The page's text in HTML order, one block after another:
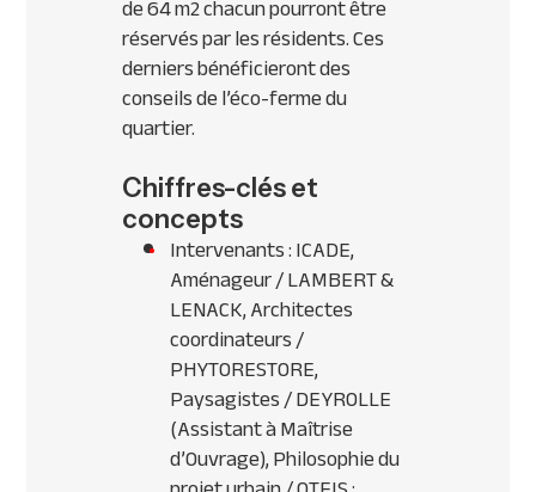
de 64 m2 chacun pourront être
réservés par les résidents. Ces
derniers bénéficieront des
conseils de l’éco-ferme du
quartier.
Chiffres-clés et
concepts
Intervenants : ICADE,
Aménageur / LAMBERT &
LENACK, Architectes
coordinateurs /
PHYTORESTORE,
Paysagistes / DEYROLLE
(Assistant à Maîtrise
d’Ouvrage), Philosophie du